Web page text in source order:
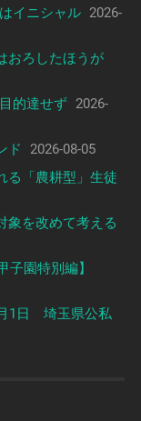
イニシャル 2026-
おろしたほうが
的達せず 2026-
ド
2026-08-05
る「農耕型」生徒
象を改めて考える
園特別編】
1日 埼玉県公私